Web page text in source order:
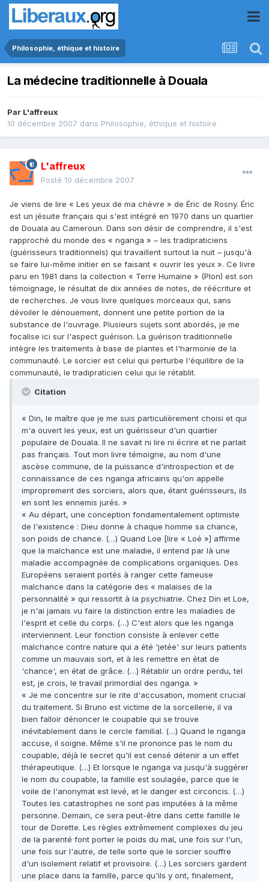
Philosophie, éthique et histoire
La médecine traditionnelle à Douala
Par L'affreux
10 décembre 2007 dans Philosophie, éthique et histoire
L'affreux
Posté 10 décembre 2007
Je viens de lire « Les yeux de ma chèvre » de Éric de Rosny. Éric
est un jésuite français qui s'est intégré en 1970 dans un quartier
de Douala au Cameroun. Dans son désir de comprendre, il s'est
rapproché du monde des « nganga » – les tradipraticiens
(guérisseurs traditionnels) qui travaillent surtout la nuit – jusqu'à
se faire lui-même initier en se faisant « ouvrir les yeux ». Ce livre
paru en 1981 dans la collection « Terre Humaine » (Plon) est son
témoignage, le résultat de dix années de notes, de réécriture et
de recherches. Je vous livre quelques morceaux qui, sans
dévoiler le dénouement, donnent une petite portion de la
substance de l'ouvrage. Plusieurs sujets sont abordés, je me
focalise ici sur l'aspect guérison. La guérison traditionnelle
intègre les traitements à base de plantes et l'harmonie de la
communauté. Le sorcier est celui qui perturbe l'équilibre de la
communauté, le tradipraticien celui qui le rétablit.
Citation
« Din, le maître que je me suis particulièrement choisi et qui
m'a ouvert les yeux, est un guérisseur d'un quartier
populaire de Douala. Il ne savait ni lire ni écrire et ne parlait
pas français. Tout mon livre témoigne, au nom d'une
ascèse commune, de la puissance d'introspection et de
connaissance de ces nganga africains qu'on appelle
improprement des sorciers, alors que, étant guérisseurs, ils
en sont les ennemis jurés. »
« Au départ, une conception fondamentalement optimiste
de l'existence : Dieu donne à chaque homme sa chance,
son poids de chance. (…) Quand Loe [lire « Loé »] affirme
que la malchance est une maladie, il entend par là une
maladie accompagnée de complications organiques. Des
Européens seraient portés à ranger cette fameuse
malchance dans la catégorie des « malaises de la
personnalité » qui ressortit à la psychiatrie. Chez Din et Loe,
je n'ai jamais vu faire la distinction entre les maladies de
l'esprit et celle du corps. (…) C'est alors que les nganga
interviennent. Leur fonction consiste à enlever cette
malchance contre nature qui a été 'jetée' sur leurs patients
comme un mauvais sort, et à les remettre en état de
'chance', en état de grâce. (…) Rétablir un ordre perdu, tel
est, je crois, le travail primordial des nganga. »
« Je me concentre sur le rite d'accusation, moment crucial
du traitement. Si Bruno est victime de la sorcellerie, il va
bien falloir dénoncer le coupable qui se trouve
inévitablement dans le cercle familial. (…) Quand le nganga
accuse, il soigne. Même s'il ne prononce pas le nom du
coupable, déjà le secret qu'il est censé détenir a un effet
thérapeutique. (…) Et lorsque le nganga va jusqu'à suggérer
le nom du coupable, la famille est soulagée, parce que le
voile de l'anonymat est levé, et le danger est circoncis. (…)
Toutes les catastrophes ne sont pas imputées à la même
personne. Demain, ce sera peut-être dans cette famille le
tour de Dorette. Les règles extrêmement complexes du jeu
de la parenté font porter le poids du mal, une fois sur l'un,
une fois sur l'autre, de telle sorte que le sorcier souffre
d'un isolement relatif et provisoire. (…) Les sorciers gardent
une place dans la famille, parce qu'ils y ont, finalement,